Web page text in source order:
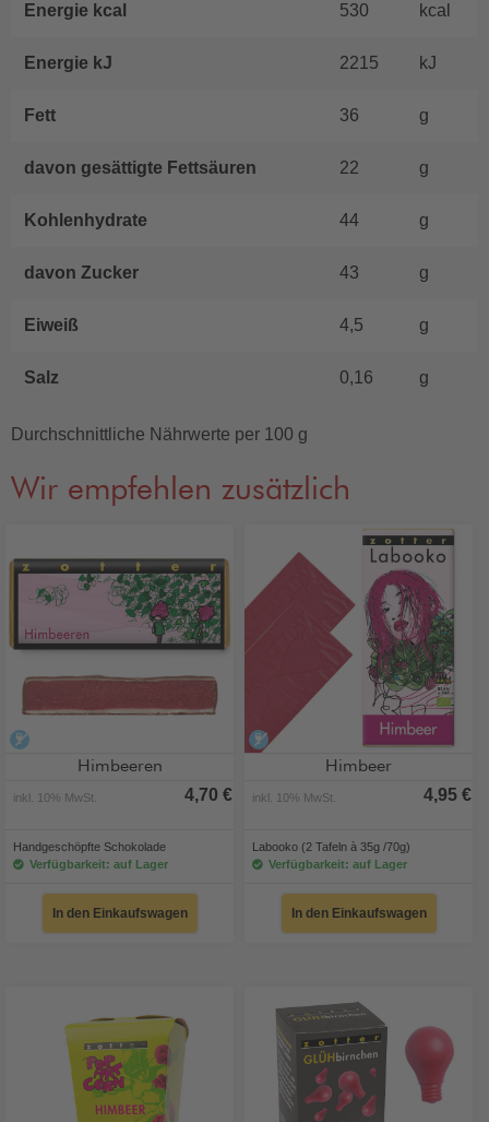
Energie kcal 530 kcal
Energie kJ 2215 kJ
Fett 36 g
davon gesättigte Fettsäuren 22 g
Kohlenhydrate 44 g
davon Zucker 43 g
Eiweiß 4,5 g
Salz 0,16 g
Durchschnittliche Nährwerte per 100 g
Wir empfehlen zusätzlich
Himbeeren
inkl. 10% MwSt. 4,70 €
Handgeschöpfte Schokolade
Verfügbarkeit: auf Lager
In den Einkaufswagen
alkoholfrei
Himbeer
inkl. 10% MwSt. 4,95 €
Labooko (2 Tafeln à 35g /70g)
Verfügbarkeit: auf Lager
In den Einkaufswagen